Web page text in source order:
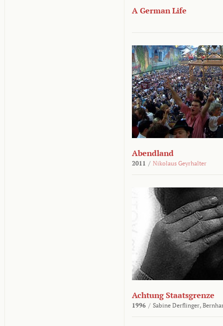
A German Life
Abendland
2011 / Nikolaus Geyrhalter
Achtung Staatsgrenze
1996 / Sabine Derflinger,